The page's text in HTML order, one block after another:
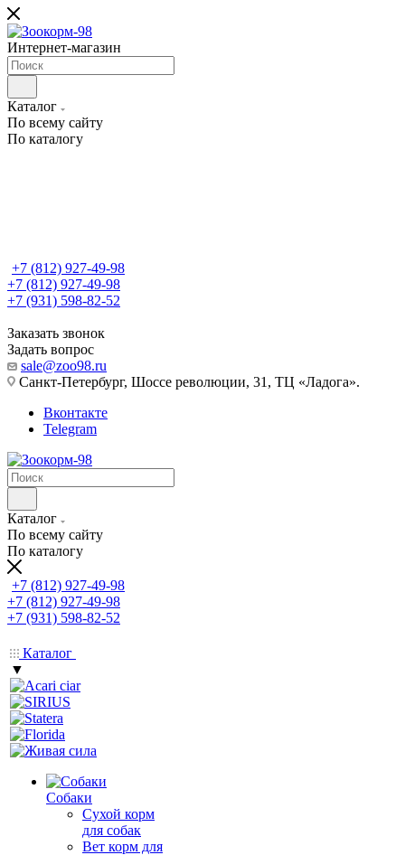
Интернет-магазин
Каталог
По всему сайту
По каталогу
+7 (812) 927-49-98
+7 (812) 927-49-98
+7 (931) 598-82-52
Заказать звонок
Задать вопрос
sale@zoo98.ru
Санкт-Петербург, Шоссе революции, 31, ТЦ «Ладога».
Вконтакте
Telegram
Каталог
По всему сайту
По каталогу
+7 (812) 927-49-98
+7 (812) 927-49-98
+7 (931) 598-82-52
Каталог
▼
Собаки
Сухой корм
для собак
Вет корм для